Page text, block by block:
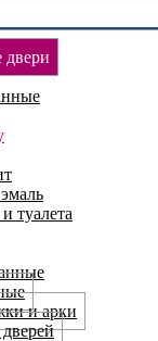
туалета
и арки